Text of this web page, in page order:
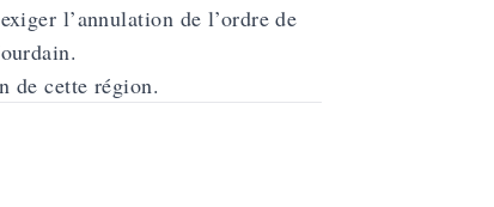
l’annulation de l’ordre de
de cette région.